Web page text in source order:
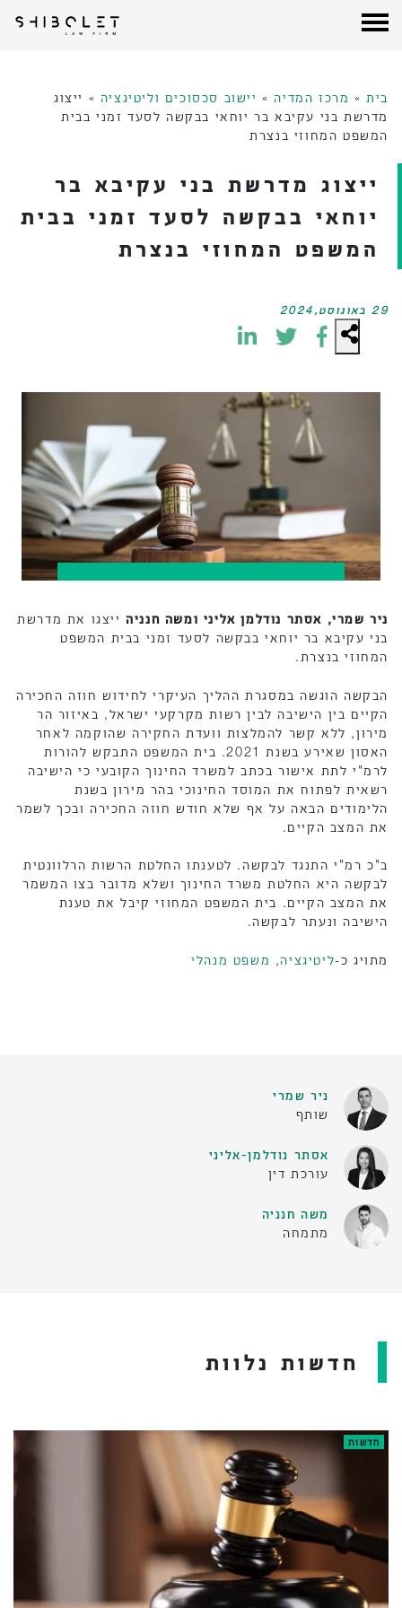
בית » מרכז המדיה» יישוב סכסוכים וליטיגציה » ייצוג
מדרשת בני עקיבא בר יוחאי בבקשה לסעד זמני בבית
המשפט המחוזי בנצרת
ייצוג מדרשת בני עקיבא בר
יוחאי בבקשה לסעד זמני בבית
המשפט המחוזי בנצרת
29 באוגוסט,2024
ניר שמרי, אסתר נודלמן אליני ומשה חנניהייצגו את מדרשת
בני עקיבא בר יוחאי בבקשה לסעד זמני בבית המשפט
המחוזי בנצרת.
הבקשה הוגשה במסגרת ההליך העיקרי לחידוש חוזה החכירה
הקיים בין הישיבה לבין רשות מקרקעי ישראל, באיזור הר
מירון, ללא קשר להמלצות וועדת החקירה שהוקמה לאחר
האסון שאירע בשנת 2021. בית המשפט התבקש להורות
לרמ"י לתת אישור בכתב למשרד החינוך הקובעי כי הישיבה
רשאית לפתוח את המוסד החינוכי בהר מירון בשנת
הלימודים הבאה על אף שלא חודש חוזה החכירה ובכך לשמר
את המצב הקיים.
ב"כ רמ"י התנגד לבקשה. לטענתו החלטת הרשות הרלוונטית
לבקשה היא החלטת משרד החינוך ושלא מדובר בצו המשמר
את המצב הקיים. בית המשפט המחוזי קיבל את טענת
הישיבה ונעתר לבקשה.
מתויג כ-ליטיגציה, משפט מנהלי
ניר שמרי
שותף
אסתר נודלמן-אליני
עורכת דין
משה חנניה
מתמחה
חדשות נלוות
חדשות